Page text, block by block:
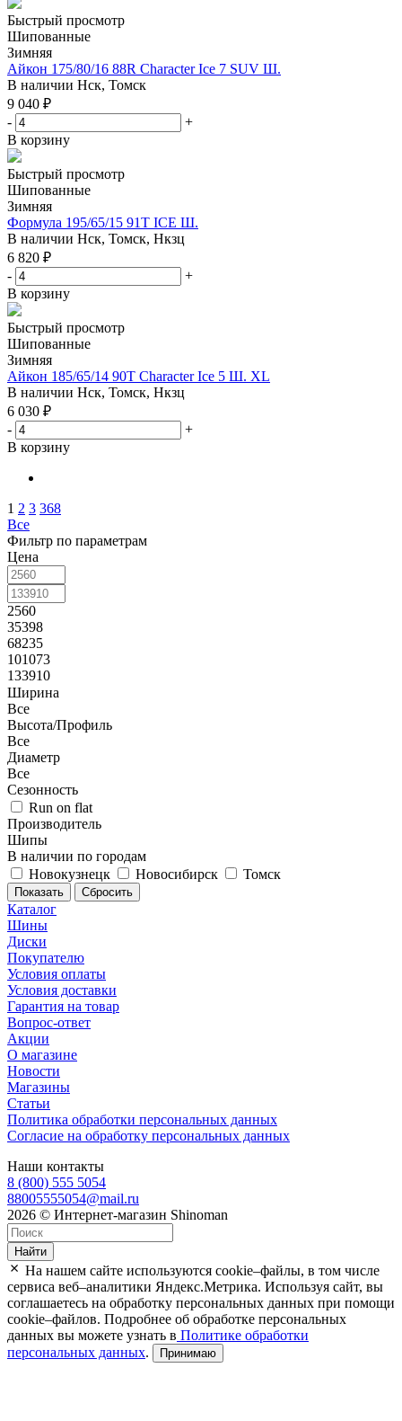
Быстрый просмотр
Шипованные
Зимняя
Айкон 175/80/16 88R Character Ice 7 SUV Ш.
В наличии Нск, Томск
9 040 ₽
-
+
В корзину
Быстрый просмотр
Шипованные
Зимняя
Формула 195/65/15 91T ICE Ш.
В наличии Нск, Томск, Нкзц
6 820 ₽
-
+
В корзину
Быстрый просмотр
Шипованные
Зимняя
Айкон 185/65/14 90T Character Ice 5 Ш. XL
В наличии Нск, Томск, Нкзц
6 030 ₽
-
+
В корзину
1 2 3 368
Все
Фильтр по параметрам
Цена
2560
35398
68235
101073
133910
Ширина
Все
Высота/Профиль
Все
Диаметр
Все
Сезонность
Run on flat
Производитель
Шипы
В наличии по городам
Новокузнецк
Новосибирск Томск
Сбросить
Каталог
Шины
Диски
Покупателю
Условия оплаты
Условия доставки
Гарантия на товар
Вопрос-ответ
Акции
О магазине
Новости
Магазины
Статьи
Политика обработки персональных данных
Согласие на обработку персональных данных
Наши контакты
8 (800) 555 5054
88005555054@mail.ru
2026 © Интернет-магазин Shinoman
Найти
На нашем сайте используются cookie–файлы, в том числе
сервиса веб–аналитики Яндекс.Метрика. Используя сайт, вы
соглашаетесь на обработку персональных данных при помощи
cookie–файлов. Подробнее об обработке персональных
данных вы можете узнать в Политике обработки
персональных данных. Принимаю